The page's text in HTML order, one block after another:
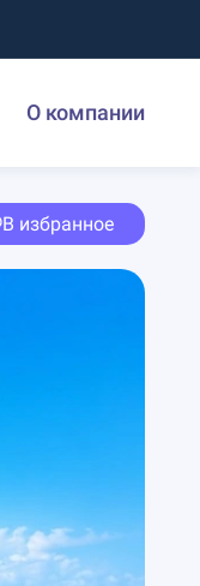
О компании
В избранное